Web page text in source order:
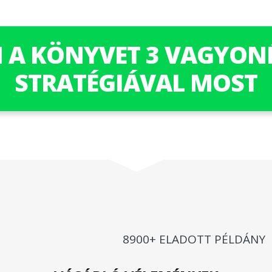
A KÖNYVET 3
STRATÉGIÁVAL MOST
8900+ ELADOTT PÉLDÁNY